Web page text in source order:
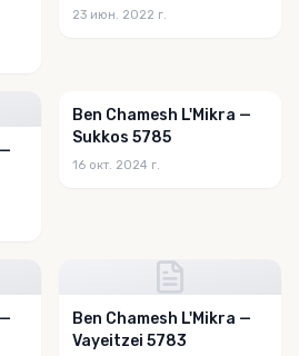
23 июн. 2022 г.
Ben Chamesh L'Mikra —
Sukkos 5785
16 окт. 2024 г.
Ben Chamesh L'Mikra —
Vayeitzei 5783